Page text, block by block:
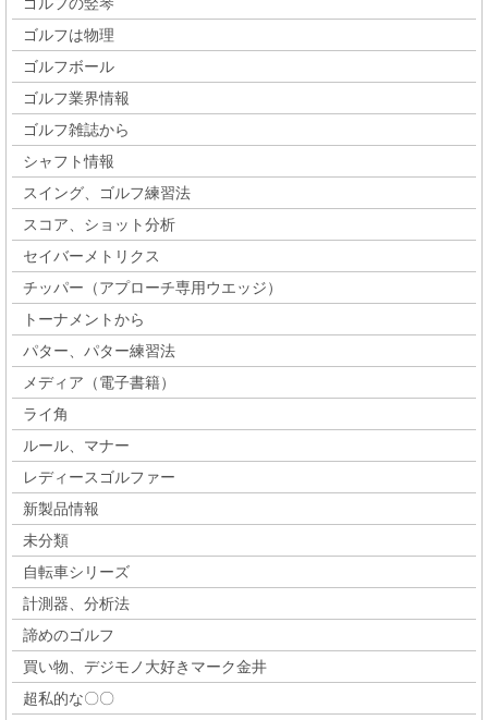
ゴルフは物理
ゴルフボール
ゴルフ業界情報
ゴルフ雑誌から
シャフト情報
スイング、ゴルフ練習法
スコア、ショット分析
セイバーメトリクス
チッパー（アプローチ専用ウエッジ）
トーナメントから
パター、パター練習法
メディア（電子書籍）
ライ角
ルール、マナー
レディースゴルファー
新製品情報
未分類
自転車シリーズ
計測器、分析法
諦めのゴルフ
買い物、デジモノ大好きマーク金井
超私的な〇〇